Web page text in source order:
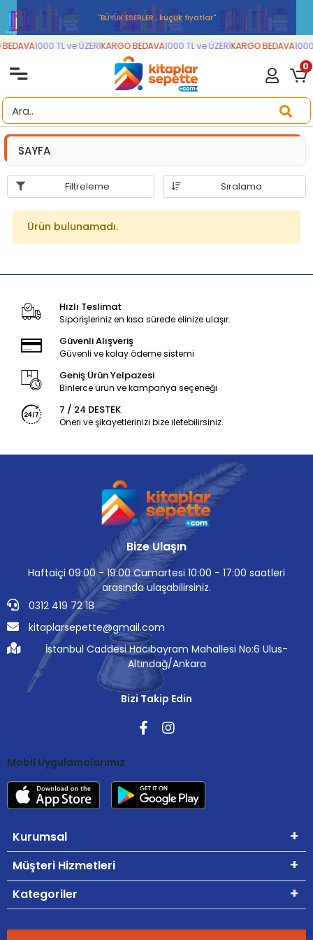
''BÜYÜK ESERLER , küçük fiyatlar''
1000 TL ve ÜZERİKARGO BEDAVA1000 TL ve ÜZERİKARGO BEDAVA1000
0
SAYFA
Filtreleme Sıralama
Ürün bulunamadı.
Hızlı Teslimat
Siparişleriniz en kısa sürede elinize ulaşır.
Güvenli Alışveriş
Güvenli ve kolay ödeme sistemi
Geniş Ürün Yelpazesi
Binlerce ürün ve kampanya seçeneği
7 / 24 DESTEK
Öneri ve şikayetlerinizi bize iletebilirsiniz.
Bize Ulaşın
Haftaiçi 09:00 - 19:00 Cumartesi 10:00 - 17:00 saatleri
arasında ulaşabilirsiniz.
0312 419 72 18
kitaplarsepette@gmail.com
İstanbul Caddesi Hacıbayram Mahallesi No:6 Ulus-
Altındağ/Ankara
Bizi Takip Edin
Mobil Uygulamalarımız
Kurumsal
Müşteri Hizmetleri
Kategoriler